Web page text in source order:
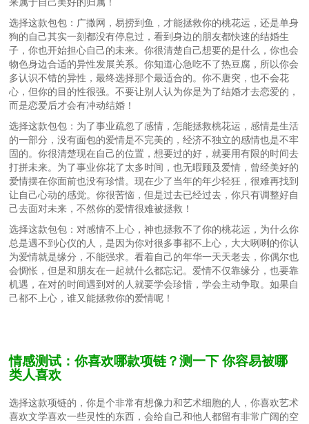
选择这款包包：广撒网，易捞到鱼，才能拯救你的桃花运，还是单身
狗的自己其实一刻都没有停息过，看到身边的朋友都快速的结婚生
子，你也开始担心自己的未来。你很清楚自己想要的是什么，你也会
物色身边合适的异性发展关系。你知道心急吃不了热豆腐，所以你会
多认识不错的异性，最终选择那个最适合的。你不唐突，也不会花
心，但你的目的性很强。不要让别人认为你是为了结婚才去恋爱的，
而是恋爱后才会有冲动结婚！
选择这款包包：为了事业疏忽了感情，怎能拯救桃花运，感情是生活
的一部分，没有面包的爱情是不完美的，经济不独立的感情也是不牢
固的。你很清楚现在自己的位置，想要过的好，就要用有限的时间去
打拼未来。为了事业你花了太多时间，也无暇顾及爱情，曾经美好的
爱情摆在你面前也没有珍惜。现在少了当年的年少轻狂，很难再找到
让自己心动的感觉。你很苦恼，但是过去已经过去，你只有调整好自
己去面对未来，不然你的爱情很难被拯救！
选择这款包包：对感情不上心，神也拯救不了你的桃花运，为什么你
总是遇不到心仪的人，是因为你对很多事都不上心，大大咧咧的你认
为爱情就是缘分，不能强求。看着自己的年华一天天老去，你偶尔也
会惆怅，但是和朋友在一起就什么都忘记。爱情不仅靠缘分，也要靠
机遇，在对的时间遇到对的人就要学会珍惜，学会主动争取。如果自
己都不上心，谁又能拯救你的爱情呢！
情感测试：你喜欢哪款项链？测一下 你容易被哪
类人喜欢
选择这款项链的，你是个非常有想像力和艺术细胞的人，你喜欢艺术
喜欢文学喜欢一些灵性的东西，会给自己和他人都留有非常广阔的空